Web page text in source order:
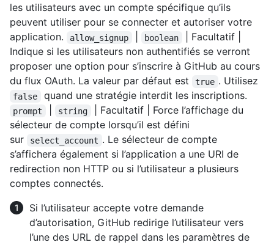
les utilisateurs avec un compte spécifique qu’ils
peuvent utiliser pour se connecter et autoriser votre
application.
allow_signup boolean
| Facultatif |
Indique si les utilisateurs non authentifiés se verront
proposer une option pour s’inscrire à GitHub au cours
du flux OAuth. La valeur par défaut est
true . Utilisez
false quand une stratégie interdit les inscriptions.
prompt string
| Facultatif | Force l’affichage du
sélecteur de compte lorsqu’il est défini
sur
select_account . Le sélecteur de compte
s’affichera également si l’application a une URI de
redirection non HTTP ou si l’utilisateur a plusieurs
comptes connectés.
Si l’utilisateur accepte votre demande
d’autorisation, GitHub redirige l’utilisateur vers
l’une des URL de rappel dans les paramètres de